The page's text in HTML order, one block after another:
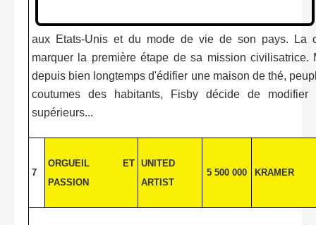
aux Etats-Unis et du mode de vie de son pays. La
marquer la première étape de sa mission
depuis bien longtemps d'édifier une maison de thé,
coutumes des habitants, Fisby décide de modifier
supérieurs...
7
ORGUEIL ET
PASSION
UNITED
ARTIST
5 500 000 KRAMER